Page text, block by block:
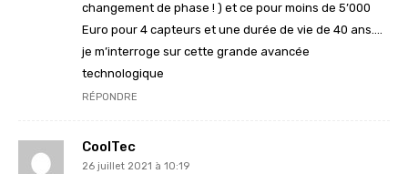
changement de phase ! ) et ce pour moins de 5’000
Euro pour 4 capteurs et une durée de vie de 40 ans….
je m’interroge sur cette grande avancée
technologique
RÉPONDRE
CoolTec
26 juillet 2021 à 10:19